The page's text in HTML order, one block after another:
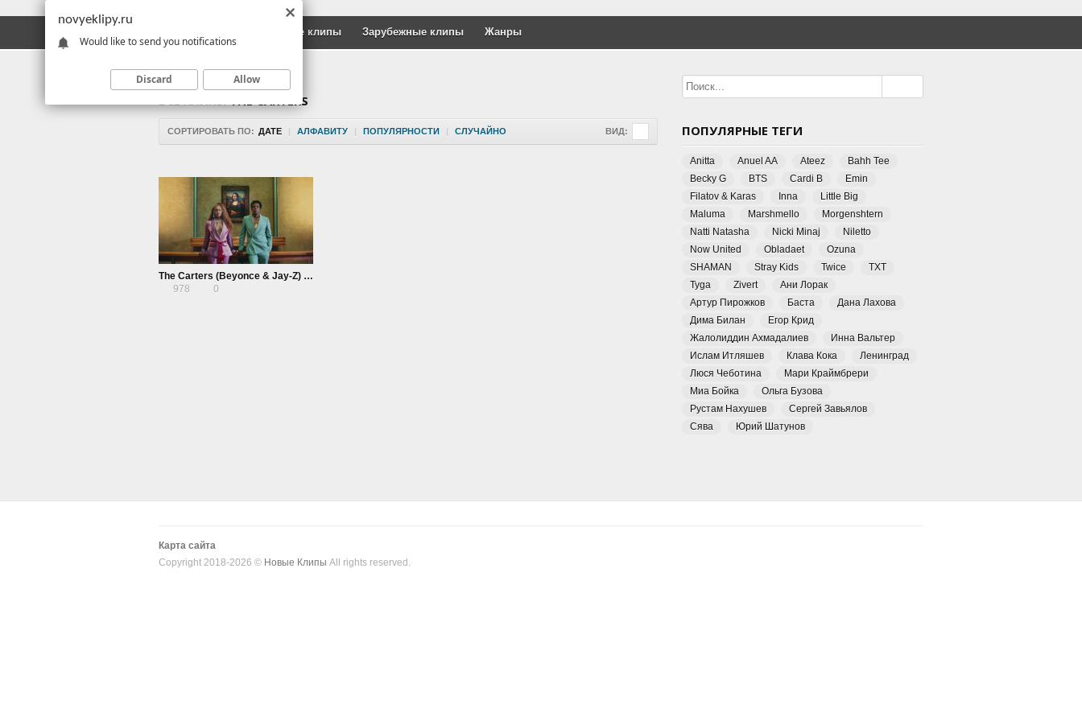
Русские клипы Зарубежные клипы Жанры
ВСЕ КЛИПЫ THE CARTERS
СОРТИРОВАТЬ ПО: ДАТЕ | АЛФАВИТУ | ПОПУЛЯРНОСТИ | СЛУЧАЙНО ВИД:
The Carters (Beyonce & Jay-Z) — Apes**t
978
0
ПОПУЛЯРНЫЕ ТЕГИ
Anitta Anuel AA Ateez
Bahh Tee
Becky G
BTS Cardi B
Emin
Filatov & Karas
Inna
Little Big
Maluma
Marshmello
Morgenshtern
Natti Natasha
Nicki Minaj
Niletto
Now United
Obladaet
Ozuna
SHAMAN
Stray Kids Twice
TXT
Tyga
Zivert
Ани Лорак
Артур Пирожков
Баста
Дана Лахова
Дима Билан
Егор Крид
Жалолиддин Ахмадалиев
Инна Вальтер
Ислам Итляшев
Клава Кока
Ленинград
Люся Чеботина
Мари Краймбрери
Миа Бойка
Ольга Бузова
Рустам Нахушев
Сергей Завьялов
Сява
Юрий Шатунов
Карта сайта
Copyright 2018-2026 © Новые Клипы All rights reserved.
novyeklipy.ru
Would like to send you notifications
Discard Allow